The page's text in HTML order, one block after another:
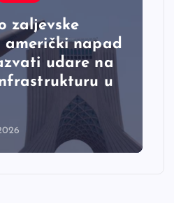
zaljevske
američki napad
udare na
u